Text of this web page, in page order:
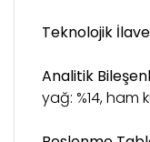
Teknolojik
Analitik
yağ: %14, ham